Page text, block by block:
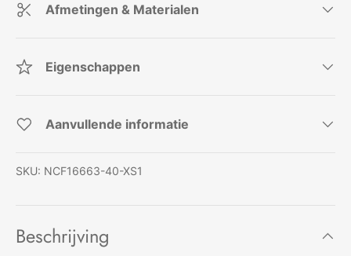
Afmetingen & Materialen
Eigenschappen
Aanvullende informatie
SKU: NCF16663-40-XS1
Beschrijving